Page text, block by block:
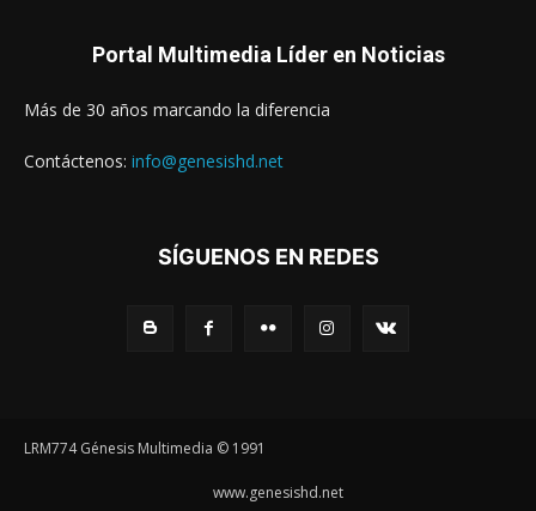
Portal Multimedia Líder en Noticias
Más de 30 años marcando la diferencia
Contáctenos: info@genesishd.net
SÍGUENOS EN REDES
LRM774 Génesis Multimedia © 1991
www.genesishd.net